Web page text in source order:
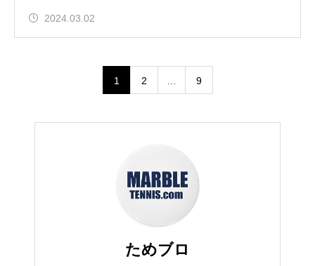
2024.03.02
1 2 9
ためブロ